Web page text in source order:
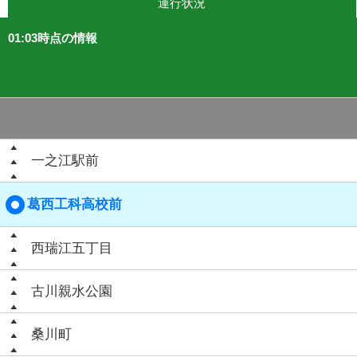
運行状況
01:03時点の情報
一之江駅前
葛西工科高校前
西瑞江五丁目
古川親水公園
桑川町